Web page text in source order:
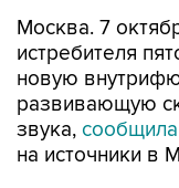
Москва. 7
истребителя
новую
развивающую
звука, сообщила
на источники в